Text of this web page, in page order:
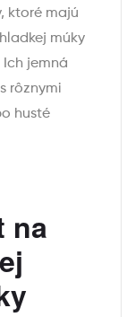
ktoré majú
múky
jemná
rôznymi
husté
na